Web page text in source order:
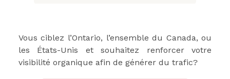
Vous ciblez l’Ontario, l’ensemble du Canada, ou
les États-Unis et souhaitez renforcer votre
visibilité organique afin de générer du trafic?